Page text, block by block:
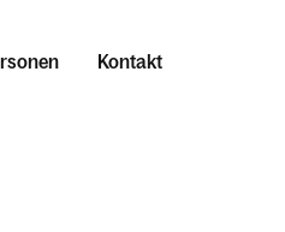
Kontakt